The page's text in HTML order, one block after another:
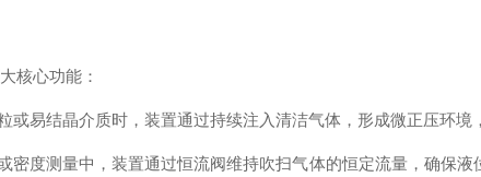
核心功能：
易结晶介质时，装置通过持续注入清洁气体，形成微正压环境
度测量中，装置通过恒流阀维持吹扫气体的恒定流量，确保液